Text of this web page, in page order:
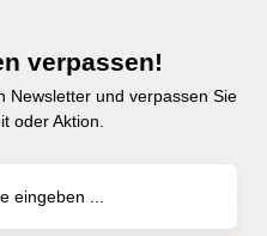
verpassen!
Newsletter und verpassen Sie
oder Aktion.